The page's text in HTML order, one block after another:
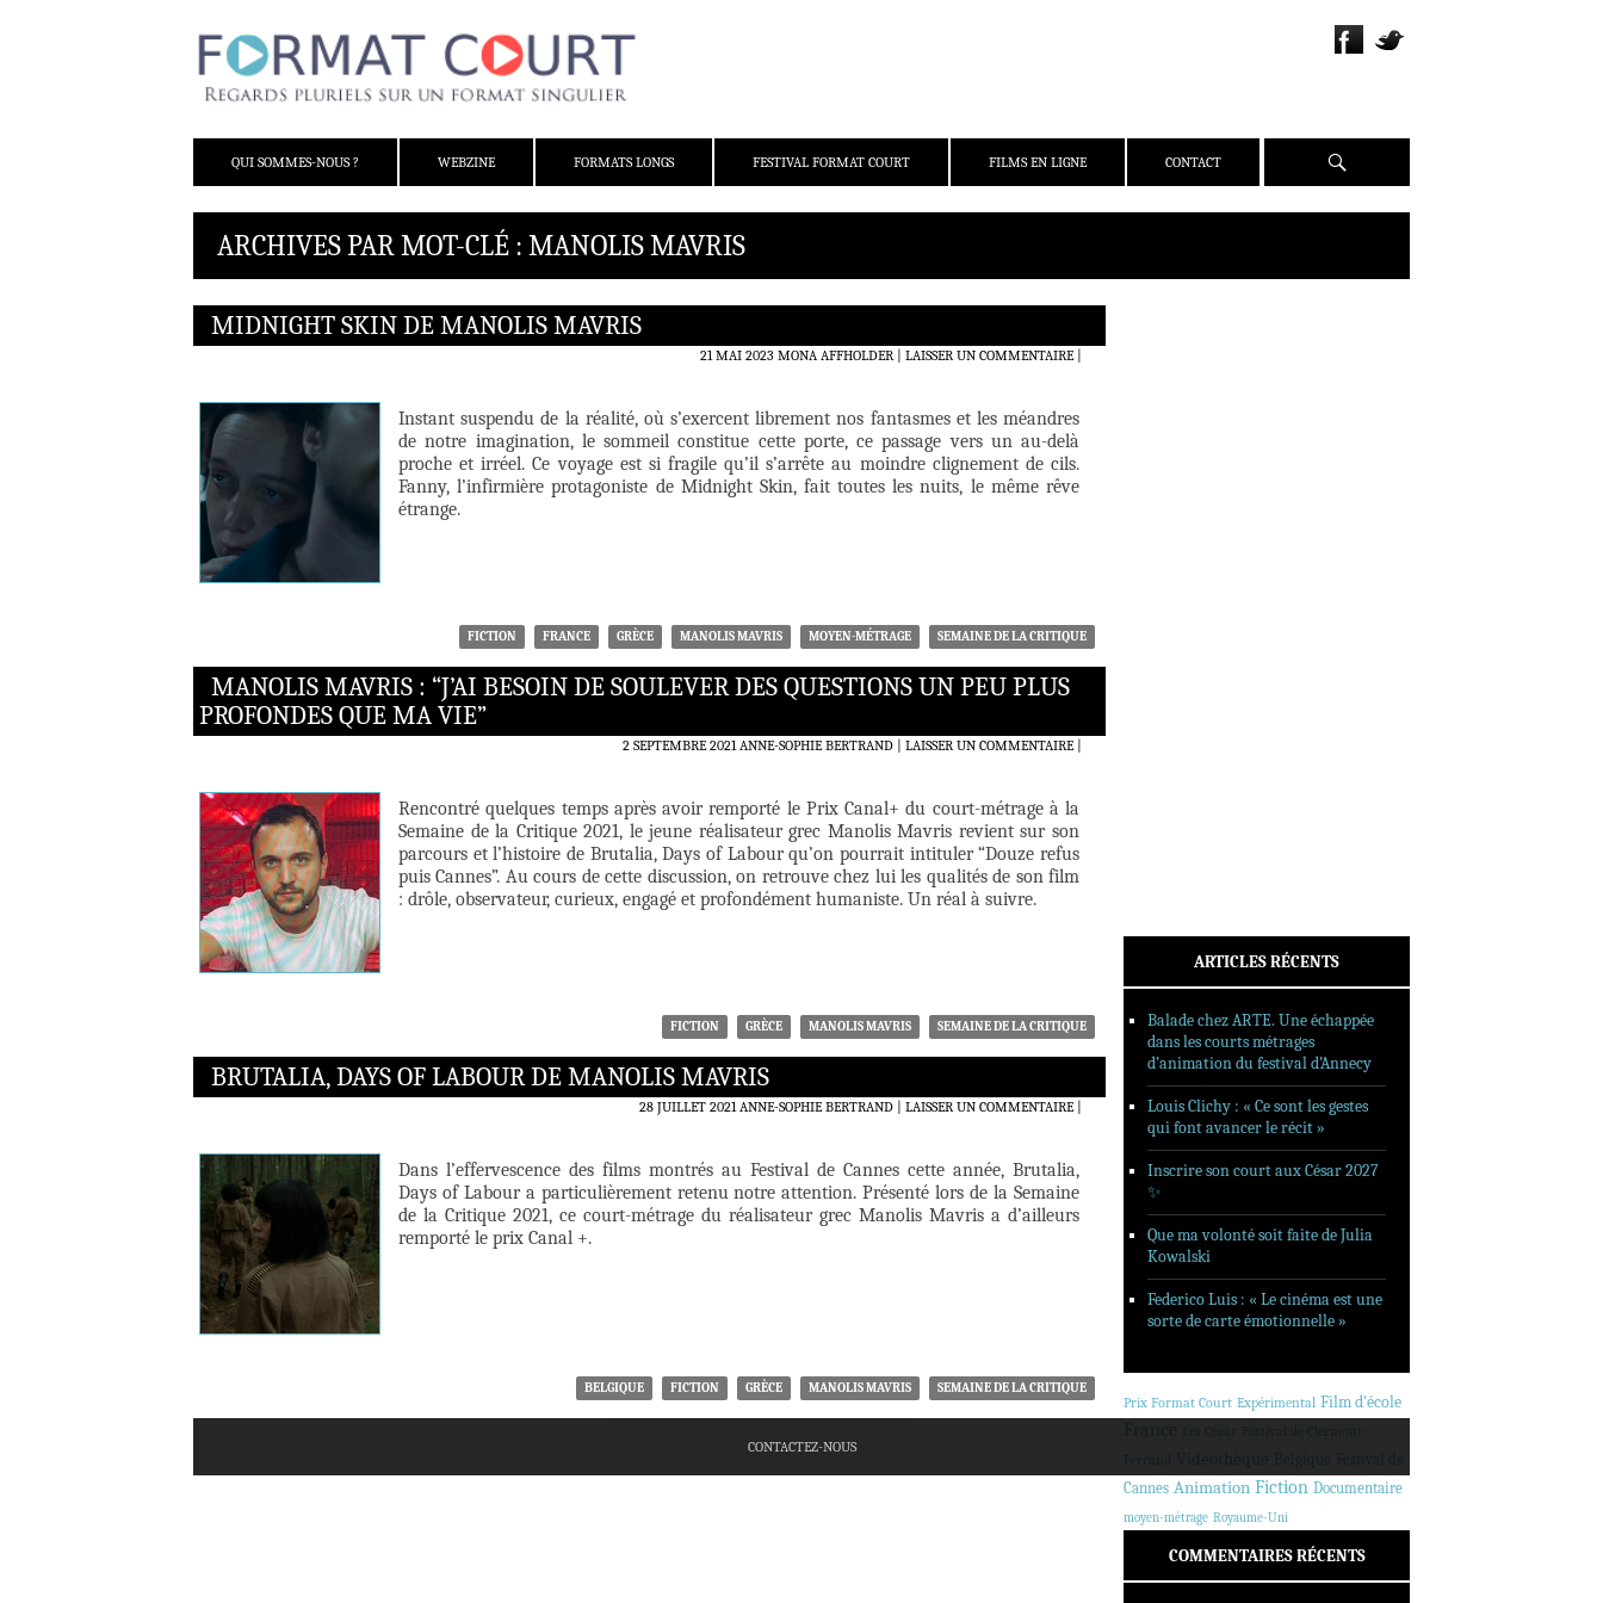
QUI SOMMES-NOUS ?
WEBZINE FORMATS LONGS FESTIVAL FORMAT COURT FILMS EN LIGNE CONTACT Recherche
ARCHIVES PAR MOT-CLÉ : MANOLIS MAVRIS
MIDNIGHT SKIN DE MANOLIS MAVRIS
21 MAI 2023 MONA AFFHOLDER LAISSER UN COMMENTAIRE|
Instant suspendu de la réalité, où s’exercent librement nos fantasmes et les méandres
de notre imagination, le sommeil constitue cette porte, ce passage vers un au-delà
proche et irréel. Ce voyage est si fragile qu’il s’arrête au moindre clignement de cils.
Fanny, l’infirmière protagoniste de Midnight Skin, fait toutes les nuits, le même rêve
étrange.
FICTION FRANCE GRÈCE MANOLIS MAVRIS MOYEN-MÉTRAGE SEMAINE DE LA CRITIQUE
MANOLIS MAVRIS : “J’AI BESOIN DE SOULEVER DES QUESTIONS UN PEU PLUS
PROFONDES QUE MA VIE”
2 SEPTEMBRE 2021 ANNE-SOPHIE BERTRAND LAISSER UN COMMENTAIRE|
Rencontré quelques temps après avoir remporté le Prix Canal+ du court-métrage à la
Semaine de la Critique 2021, le jeune réalisateur grec Manolis Mavris revient sur son
parcours et l’histoire de Brutalia, Days of Labour qu’on pourrait intituler “Douze refus
puis Cannes”. Au cours de cette discussion, on retrouve chez lui les qualités de son film
: drôle, observateur, curieux, engagé et profondément humaniste. Un réal à suivre.
FICTION GRÈCE MANOLIS MAVRIS SEMAINE DE LA CRITIQUE
BRUTALIA, DAYS OF LABOUR DE MANOLIS MAVRIS
28 JUILLET 2021 ANNE-SOPHIE BERTRAND LAISSER UN COMMENTAIRE|
Dans l’effervescence des films montrés au Festival de Cannes cette année, Brutalia,
Days of Labour a particulièrement retenu notre attention. Présenté lors de la Semaine
de la Critique 2021, ce court-métrage du réalisateur grec Manolis Mavris a d’ailleurs
remporté le prix Canal +.
BELGIQUE FICTION GRÈCE MANOLIS MAVRIS SEMAINE DE LA CRITIQUE
ARTICLES RÉCENTS
Balade chez ARTE. Une échappée
dans les courts métrages
d’animation du festival d’Annecy
Louis Clichy : « Ce sont les gestes
qui font avancer le récit »
Inscrire son court aux César 2027
✨
Que ma volonté soit faite de Julia
Kowalski
Federico Luis : « Le cinéma est une
sorte de carte émotionnelle »
Prix Format Court Expérimental Film d'école
France
Vidéothèque Belgique
Festival de
Cannes Animation Fiction Documentaire
moyen-métrage Royaume-Uni
COMMENTAIRES RÉCENTS
CONTACTEZ-NOUS